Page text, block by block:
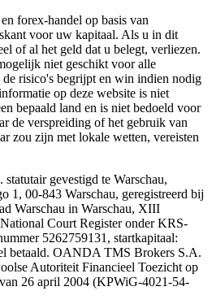
forex-handel op basis van
voor uw kapitaal. Als u in dit
of al het geld dat u belegt, verliezen.
niet geschikt voor alle
risico's begrijpt en win indien nodig
op deze website is niet
bepaald land en is niet bedoeld voor
de verspreiding of het gebruik van
zou zijn met lokale wetten, vereisten
gevestigd te Warschau,
1, 00-843 Warschau, geregistreerd bij
Warschau in Warschau, XIII
Court Register onder KRS-
5262759131, startkapitaal:
betaald. OANDA TMS Brokers S.A.
Autoriteit Financieel Toezicht op
26 april 2004 (KPWiG-4021-54-